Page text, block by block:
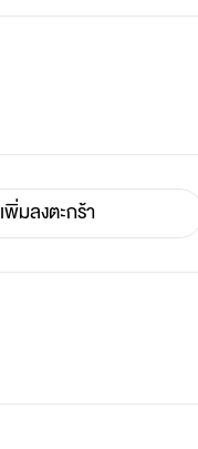
เพิ่มลงตะกร้า